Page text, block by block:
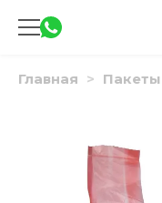
Главная Пакеты